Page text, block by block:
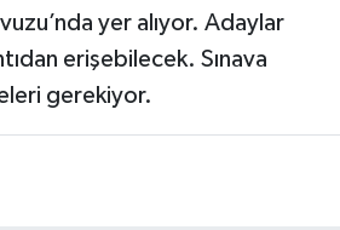
yer alıyor. Adaylar
erişebilecek. Sınava
gerekiyor.